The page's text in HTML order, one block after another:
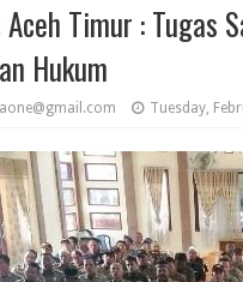
Timur : Tugas
Hukum
Tuesday,